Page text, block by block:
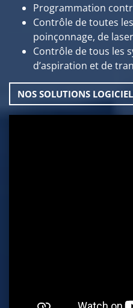
Programmation
Contrôle de toutes
poinçonnage, de
Contrôle de tous les
d’aspiration et de
NOS SOLUTIONS